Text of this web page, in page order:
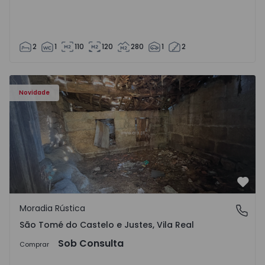
2 1 110 120 280 1 2
Novidade
Moradia Vila Real, São Tomé do Castelo e Justes -
São Tomé do Castelo e Justes, Vila Real
Moradia Rústica
São Tomé do Castelo e Justes, Vila Real
Comprar Sob Consulta